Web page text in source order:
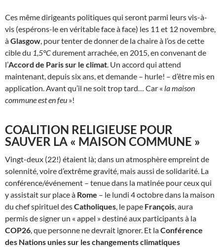
Ces même dirigeants politiques qui seront parmi leurs vis-à-
vis (espérons-le en véritable face à face) les 11 et 12 novembre,
àGlasgow, pour tenter de donner de la chaire à l’os de cette
cible du 1,5°Cdurement arrachée, en 2015, en convenant de
l’Accord de Paris sur le climat. Un accord qui attend
maintenant, depuis six ans, et demande – hurle! – d’être mis en
application. Avant qu’il ne soit trop tard… Car « la maison
commune est en feu »!
COALITION RELIGIEUSE POUR
SAUVER LA « MAISON COMMUNE »
Vingt-deux (22!) étaient là; dans un atmosphère empreint de
solennité, voire d’extrême gravité, mais aussi de solidarité. La
conférence/événement – tenue dans la matinée pour ceux qui
y assistait sur place à Rome – le lundi 4 octobre dans la maison
du chef spirituel desCatholiques, le pape François, aura
permis de signer un « appel » destiné aux participants à la
COP26, que personne ne devrait ignorer. Et laConférence
des Nations unies sur les changements climatiques